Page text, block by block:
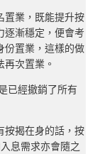
置業，既能提升按
逐漸穩定，便會考
份置業，這樣的做
次置業。
已經撤銷了所有
按揭在身的話，按
息需求亦會隨之